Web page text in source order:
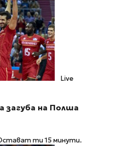
Live
загуба на Полша
Остават ти 15 минути.